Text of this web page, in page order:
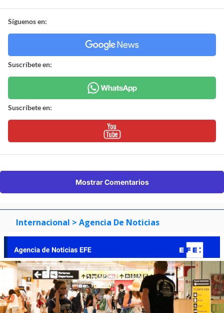
Síguenos en:
Suscríbete en:
Suscríbete en:
Mostrar Comentarios
Internacional > Agencia De Noticias